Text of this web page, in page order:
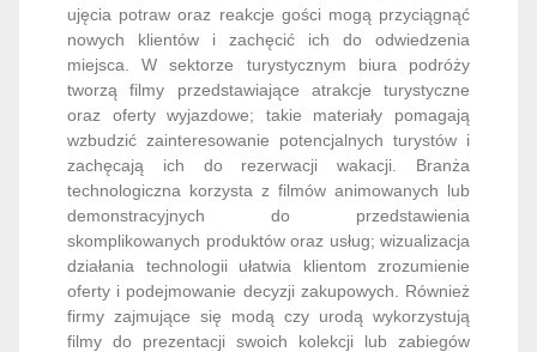
ujęcia potraw oraz reakcje gości mogą przyciągnąć
nowych klientów i zachęcić ich do odwiedzenia
miejsca. W sektorze turystycznym biura podróży
tworzą filmy przedstawiające atrakcje turystyczne
oraz oferty wyjazdowe; takie materiały pomagają
wzbudzić zainteresowanie potencjalnych turystów i
zachęcają ich do rezerwacji wakacji. Branża
technologiczna korzysta z filmów animowanych lub
demonstracyjnych do przedstawienia
skomplikowanych produktów oraz usług; wizualizacja
działania technologii ułatwia klientom zrozumienie
oferty i podejmowanie decyzji zakupowych. Również
firmy zajmujące się modą czy urodą wykorzystują
filmy do prezentacji swoich kolekcji lub zabiegów